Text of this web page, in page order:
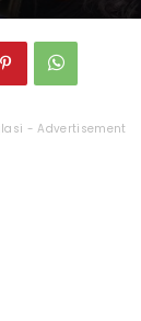
- Advertisement